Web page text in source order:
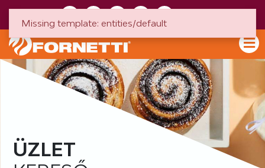
ÜZLET
Missing template: entities/default